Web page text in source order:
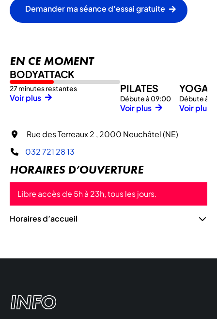
Demander ma séance d’essai gratuite
EN CE MOMENT
BODYATTACK
27 minutes restantes
Voir plus
PILATES
Débute à 09:00
Voir plus
YOGA
Débute à
Voir plus
Rue des Terreaux 2 , 2000 Neuchâtel (NE)
032 721 28 13
HORAIRES D’OUVERTURE
Libre accès de 5h à 23h, tous les jours.
Horaires d’accueil
INFO